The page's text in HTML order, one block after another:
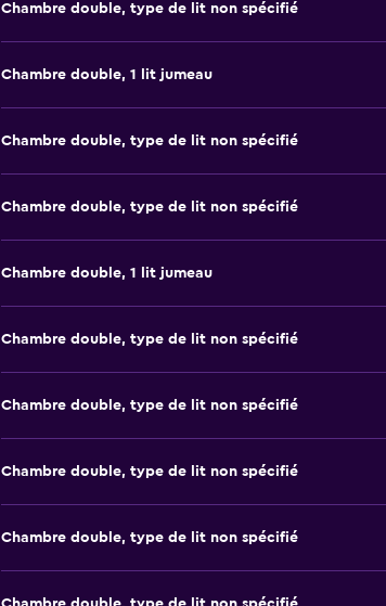
Chambre double, type de lit non spécifié
Chambre double, 1 lit jumeau
Chambre double, type de lit non spécifié
Chambre double, type de lit non spécifié
Chambre double, 1 lit jumeau
Chambre double, type de lit non spécifié
Chambre double, type de lit non spécifié
Chambre double, type de lit non spécifié
Chambre double, type de lit non spécifié